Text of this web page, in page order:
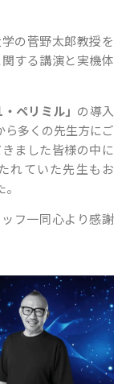
の菅野太郎教授を
する講演と実機体
ペリミル」 の導入
ら多くの先生方にご
ました皆様の中に
れていた先生もお
フ一同心より感謝